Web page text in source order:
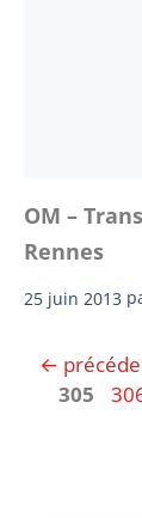
OM –
Rennes
25 juin 2013
←
305